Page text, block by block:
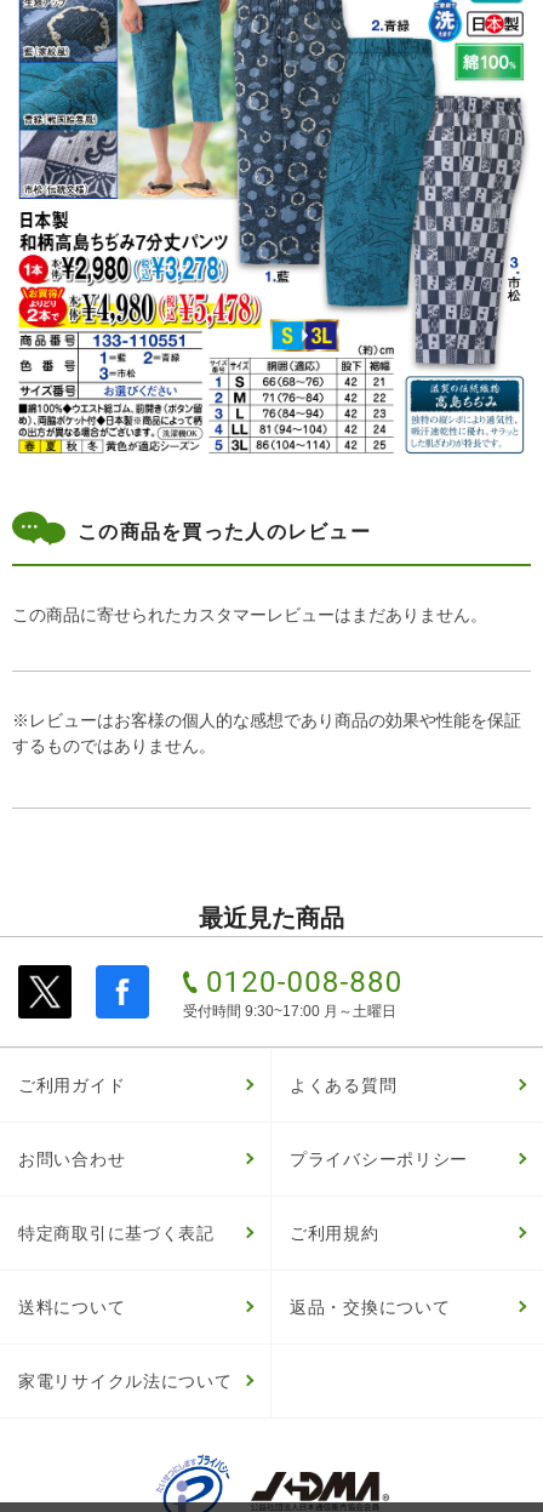
この商品を買った人のレビュー
この商品に寄せられたカスタマーレビューはまだありません。
※レビューはお客様の個人的な感想であり商品の効果や性能を保証
するものではありません。
最近見た商品
受付時間 9:30~17:00 月～土曜日
ご利用ガイド よくある質問
お問い合わせ プライバシーポリシー
特定商取引に基づく表記 ご利用規約
送料について 返品・交換について
家電リサイクル法について